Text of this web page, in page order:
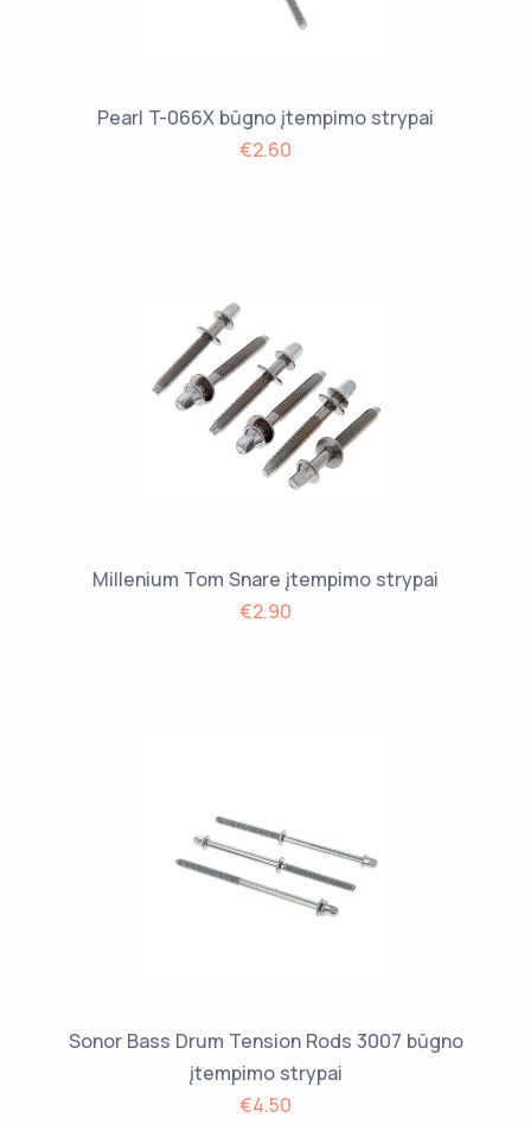
Pearl T-066X būgno įtempimo strypai
€2.60
Millenium Tom Snare įtempimo strypai
€2.90
Sonor Bass Drum Tension Rods 3007 būgno
įtempimo strypai
€4.50